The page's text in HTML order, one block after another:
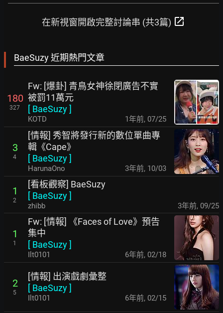
在新視窗開啟完整討論串 (共3篇) open_in_new
BaeSuzy 近期熱門文章
180
327
Fw: [爆卦] 青鳥女神徐閉廣告不實
被罰11萬元
[ BaeSuzy]
KOTD 1年前, 07/25
3
4
[情報] 秀智將發行新的數位單曲專
輯《Cape》
[ BaeSuzy]
HarunaOno 3年前, 10/03
1
2
[看板觀察] BaeSuzy
[ BaeSuzy]
zhibb 3年前, 09/25
1
1
Fw: [情報] 《Faces of Love》預告
集中
[ BaeSuzy]
Ilt0101 6年前, 02/18
2
5
[情報] 出演戲劇彙整
[ BaeSuzy]
Ilt0101 6年前, 02/15